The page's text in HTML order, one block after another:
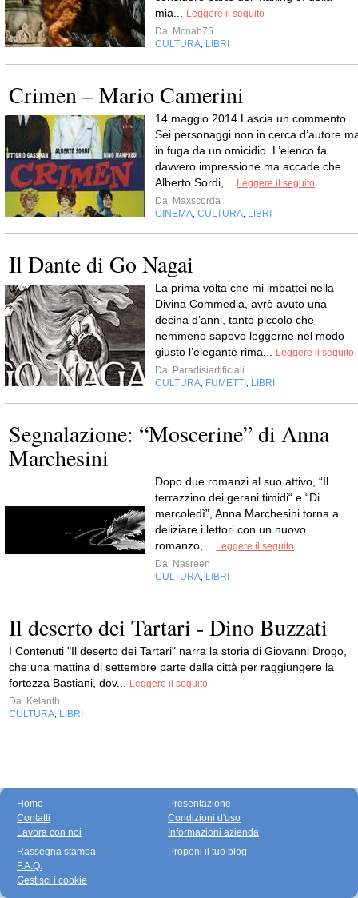
mia...
Leggere il seguito
Da Mcnab75
CULTURA LIBRI
Crimen – Mario Camerini
14 maggio 2014 Lascia un commento
Sei personaggi non in cerca d’autore
in fuga da un omicidio. L’elenco fa
davvero impressione ma accade che
Alberto Sordi,...
Leggere il seguito
Da Maxscorda
CINEMA CULTURA LIBRI
Il Dante di Go Nagai
La prima volta che mi imbattei nella
Divina Commedia, avrò avuto una
decina d’anni, tanto piccolo che
nemmeno sapevo leggerne nel modo
giusto l’elegante rima...
Leggere il seguito
Da Paradisiartificiali
CULTURA FUMETTI LIBRI
Segnalazione: “Moscerine” di Anna
Marchesini
Dopo due romanzi al suo attivo, “Il
terrazzino dei gerani timidi“ e “Di
mercoledì”, Anna Marchesini torna a
deliziare i lettori con un nuovo
romanzo,...
Leggere il seguito
Da Nasreen
CULTURA LIBRI
Il deserto dei Tartari - Dino Buzzati
I Contenuti "Il deserto dei Tartari" narra la storia di Giovanni Drogo,
che una mattina di settembre parte dalla città per raggiungere la
fortezza Bastiani, dov...
Leggere il seguito
Da Kelanth
CULTURA LIBRI
Home
Contatti
Lavora con noi
Presentazione
Condizioni d'uso
Informazioni azienda
Rassegna stampa
F.A.Q.
Gestisci i cookie
Proponi il tuo blog